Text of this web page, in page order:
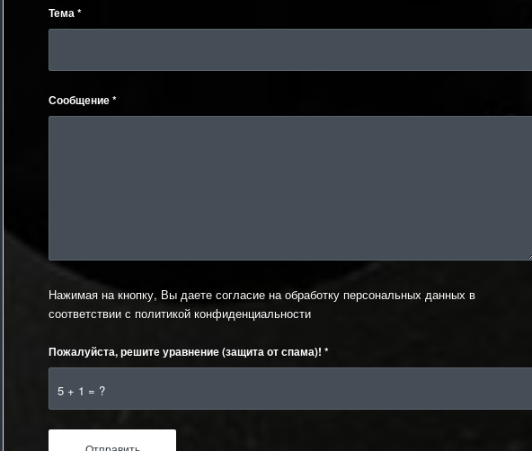
Тема*
Сообщение*
Нажимая на кнопку, Вы даете согласие на обработку персональных данных в
соответствии с политикой конфиденциальности
5 + 1 = ?
Пожалуйста, решите уравнение (защита от спама)! *